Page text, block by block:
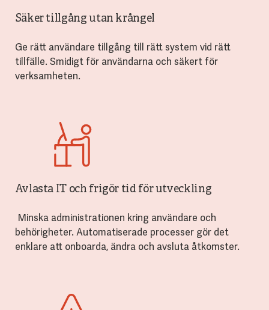
Säker tillgång utan krångel
Ge rätt användare tillgång till rätt system vid rätt
tillfälle. Smidigt för användarna och säkert för
verksamheten.
Avlasta IT och frigör tid för utveckling
Minska administrationen kring användare och
behörigheter. Automatiserade processer gör det
enklare att onboarda, ändra och avsluta åtkomster.